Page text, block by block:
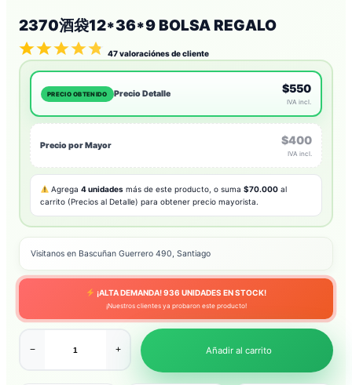
2370酒袋12*36*9 BOLSA REGALO
47valoraciónes de cliente
PRECIO OBTENIDO Precio Detalle $550
IVA incl.
Precio por Mayor $400
IVA incl.
Agrega4 unidades más de este producto, o suma$70.000 al
carrito (Precios al Detalle) para obtener precio mayorista.
Visitanos en Bascuñan Guerrero 490, Santiago
¡ALTA DEMANDA!936 UNIDADES EN STOCK!
¡Nuestros clientes ya probaron este producto!
− + Añadir al carrito